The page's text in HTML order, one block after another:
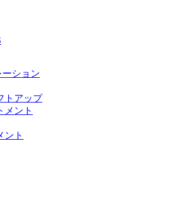
ション
トアップ
メント
ント